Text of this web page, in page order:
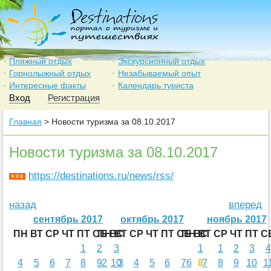
Пляжный отдых
Экскурсионный отдых
Горнолыжный отдых
Незабываемый опыт
Интересные факты
Календарь туриста
Вход Регистрация
Главная > Новости туризма за 08.10.2017
Новости туризма за 08.10.2017
https://destinations.ru/news/rss/
назад вперед
сентябрь 2017
ПН ВТ СР ЧТ ПТ СБ ВС
1
2
3
4
5 6 7 8 9
10
октябрь 2017
ПН ВТ СР ЧТ ПТ СБ ВС
1
2
3 4 5 6 7
8
ноябрь 2017
ПН ВТ СР ЧТ ПТ
1
2 3
4
6
7 8 9 10